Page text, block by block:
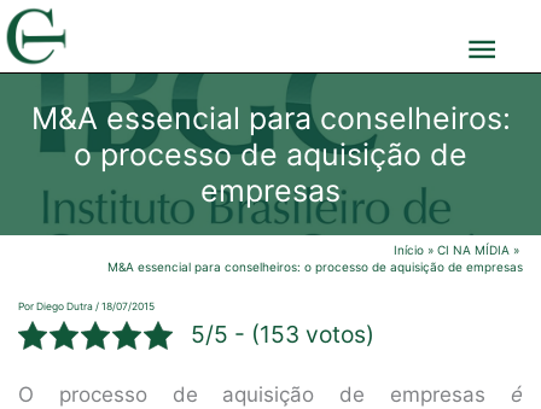
Ir
para
conteúdo
M&A essencial para conselheiros:
o processo de aquisição de
empresas
Início
CI NA MÍDIA
M&A essencial para conselheiros: o processo de aquisição de empresas
Por Diego Dutra / 18/07/2015
5/5 - (153 votos)
O processo de aquisição de empresas é